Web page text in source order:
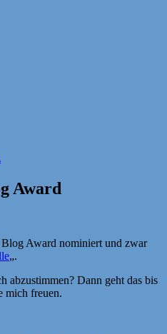
Award
Award nominiert und zwar
„.
abzustimmen? Dann geht das bis
mich freuen.